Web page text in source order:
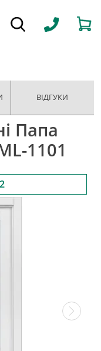
ВІДГУКИ
Папа
1101